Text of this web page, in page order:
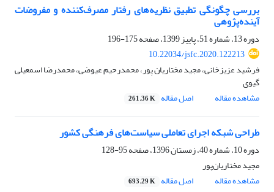
بررسی چگونگی تطبیق نظریه‌های رفتار مصرف‌کننده و مفروضات
آینده‌پژوهی
دوره 13، شماره 51، پاییز 1399، صفحه
175-196
10.22034/jsfc.2020.122213
فرشید عزیزخانی، مجید مختاریان پور، محمدرحیم عیوضی، محمدرضا اسمعیلی
گیوی
مشاهده مقاله
اصل مقاله 261.36 K
طراحی شبکه اجرای تعاملی سیاست‌های فرهنگی کشور
دوره 10، شماره 40، زمستان 1396، صفحه
95-128
مجید مختاریان‌پور
مشاهده مقاله
اصل مقاله 693.29 K